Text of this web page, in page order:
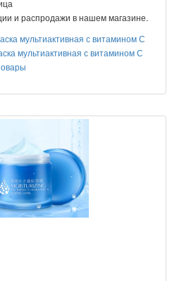
и распродажи в нашем магазине.
мультиактивная с витамином С
мультиактивная с витамином С